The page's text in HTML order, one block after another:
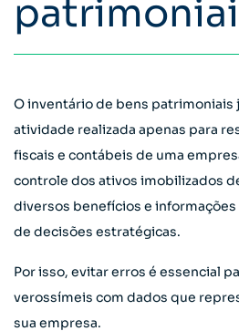
O inventário de bens patrimoniais
atividade realizada apenas para
fiscais e contábeis de uma
controle dos ativos imobilizados
diversos benefícios e
de decisões estratégicas.
Por isso, evitar erros é essencial
verossímeis com dados que
sua empresa.